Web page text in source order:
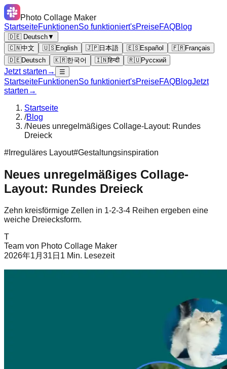
Photo Collage Maker
StartseiteFunktionenSo funktioniert'sPreiseFAQBlog
🇩🇪 Deutsch▼
🇨🇳中文 🇺🇸English 🇯🇵日本語 🇪🇸Español 🇫🇷Français
🇩🇪Deutsch 🇰🇷한국어 🇮🇳हिन्दी 🇷🇺Русский
Jetzt starten → ☰
StartseiteFunktionenSo funktioniert'sPreiseFAQBlogJetzt
starten →
Startseite
/Blog
/Neues unregelmäßiges Collage-Layout: Rundes
Dreieck
# Irreguläres Layout#Gestaltungsinspiration
Neues unregelmäßiges Collage-
Layout: Rundes Dreieck
Zehn kreisförmige Zellen in 1-2-3-4 Reihen ergeben eine
weiche Dreiecksform.
T
Team von Photo Collage Maker
2026年1月31日 1 Min. Lesezeit